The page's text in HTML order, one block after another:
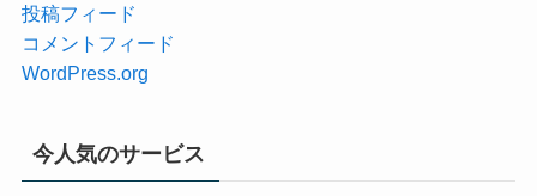
投稿フィード
コメントフィード
WordPress.org
今人気のサービス